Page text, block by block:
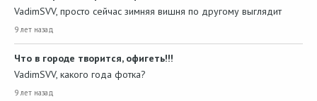
VadimSVV, просто сейчас зимняя вишня по другому выглядит
9 лет назад
Что в городе творится, офигеть!!!
VadimSVV, какого года фотка?
9 лет назад